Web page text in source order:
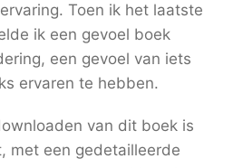
Toen ik het laatste
ik een gevoel boek
een gevoel van iets
ervaren te hebben.
van dit boek is
met een gedetailleerde